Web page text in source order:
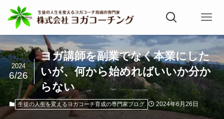
ヨガ講師を副業でなく本業にした
いが、何から始めればいいか分か
らない
2024
6/26
生徒の人生を変えるヨガコーチ育成の専門家ブログ 2024年6月26日